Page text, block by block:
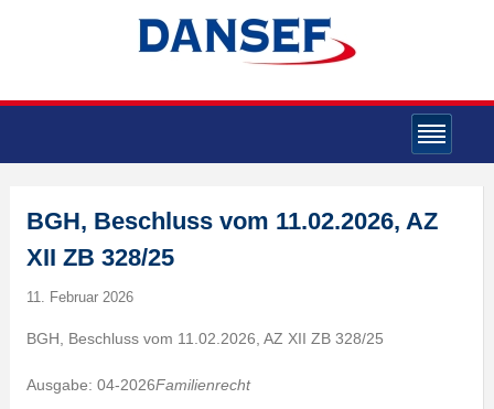
BGH, Beschluss vom 11.02.2026, AZ
XII ZB 328/25
11. Februar 2026
BGH, Beschluss vom 11.02.2026, AZ XII ZB 328/25
Ausgabe: 04-2026Familienrecht